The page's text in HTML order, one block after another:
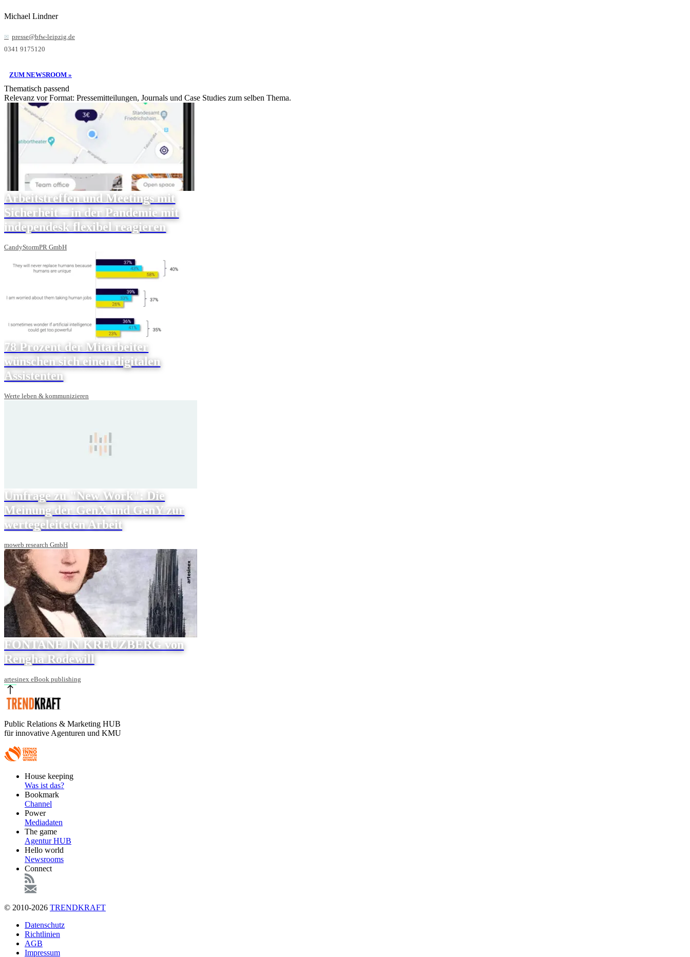
Michael Lindner
presse@bfw-leipzig.de
0341 9175120
ZUM NEWSROOM »
Thematisch passend
Relevanz vor Format: Pressemitteilungen, Journals und Case Studies zum selben Thema.
Arbeitstreffen und Meetings mit
Sicherheit – in der Pandemie mit
independesk flexibel reagieren
CandyStormPR GmbH
78 Prozent der Mitarbeiter
wünschen sich einen digitalen
Assistenten
Werte leben & kommunizieren
Umfrage zu "New Work": Die
Meinung der GenX und GenY zur
wertegeleiteten Arbeit
moweb research GmbH
FONTANE IN KREUZBERG von
Rengha Rodewill
artesinex eBook publishing
Public Relations & Marketing HUB
für innovative Agenturen und KMU
FooterHouse keeping
Was ist das?
Bookmark
Channel
Power
Mediadaten
The game
Agentur HUB
Hello world
Newsrooms
Connect
© 2010-2026 TRENDKRAFT
FußzeileDatenschutz
Richtlinien
AGB
Impressum